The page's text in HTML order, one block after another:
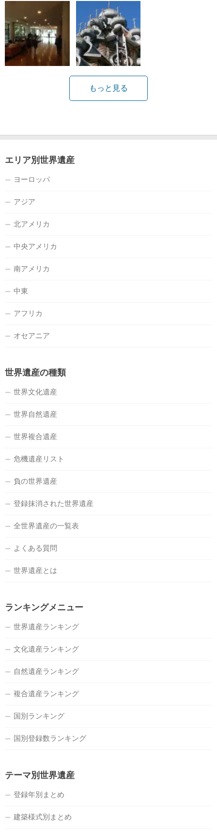
もっと見る
エリア別世界遺産
ヨーロッパ
アジア
北アメリカ
中央アメリカ
南アメリカ
中東
アフリカ
オセアニア
世界遺産の種類
世界文化遺産
世界自然遺産
世界複合遺産
危機遺産リスト
負の世界遺産
登録抹消された世界遺産
全世界遺産の一覧表
よくある質問
世界遺産とは
ランキングメニュー
世界遺産ランキング
文化遺産ランキング
自然遺産ランキング
複合遺産ランキング
国別ランキング
国別登録数ランキング
テーマ別世界遺産
登録年別まとめ
建築様式別まとめ